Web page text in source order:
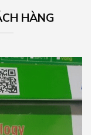
HÀNG